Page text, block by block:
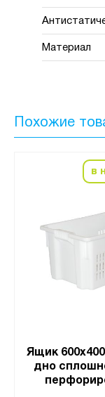
Материал
Похожие
в
Ящик
дно